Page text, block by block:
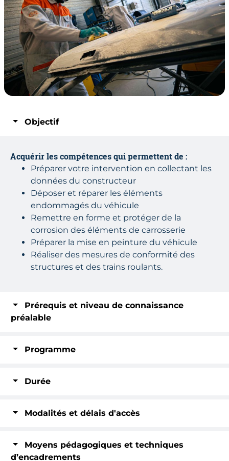
Objectif
Acquérir les compétences qui permettent de :
Préparer votre intervention en collectant les
données du constructeur
Déposer et réparer les éléments
endommagés du véhicule
Remettre en forme et protéger de la
corrosion des éléments de carrosserie
Préparer la mise en peinture du véhicule
Réaliser des mesures de conformité des
structures et des trains roulants.
préalable
Programme
Durée
Modalités et délais d'accès
d’encadrements